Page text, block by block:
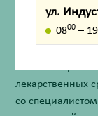
Внешний вид
Имеются
лекарственных
со
ул.
0800 – 19